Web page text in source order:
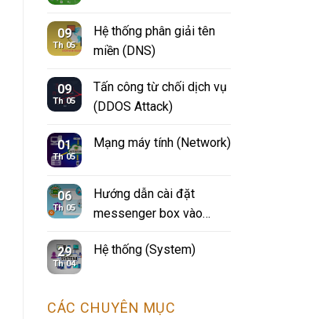
09
Th 05
Hệ thống phân giải tên
miền (DNS)
09
Th 05
Tấn công từ chối dịch vụ
(DDOS Attack)
01
Th 05
Mạng máy tính (Network)
06
Th 05
Hướng dẫn cài đặt
messenger box vào
29
Th 04
Hệ thống (System)
CÁC CHUYÊN MỤC